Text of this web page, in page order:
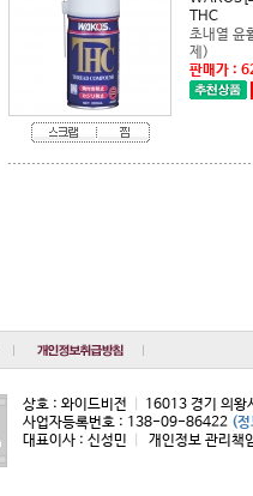
THC
제)
판매가 :
상호 : 와이드비전
16013 경기 의왕
사업자등록번호 : 138-09-86422 (
대표이사 : 신성민
개인정보 관리책